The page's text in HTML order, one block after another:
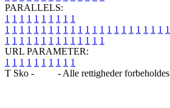
PARALLELS:
1 1 1 1 1 1 1 1 1 1
1 1 1 1 1 1 1 1 1 1 1 1 1 1 1 1 1 1 1 1 1 1 1
1 1 1 1 1 1 1 1 1 1 1 1 1 1
URL PARAMETER:
1 1 1 1 1 1 1 1 1 1
T Sko -
- Alle rettigheder forbeholdes